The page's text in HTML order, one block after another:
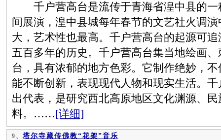
千户营高台是流传于青海省湟中县的一
间展演，湟中县城每年春节的文艺社火调
大，艺术性也最高。千户营高台的起源可
五百多年的历史。千户营高台集当地绘画
台，具有浓郁的地方色彩。它制作绝妙，
能不断创新，表现现代人物和现实生活。
出代表，是研究西北高原地区文化渊源、
料。……[详细]
9、 塔尔寺藏传佛教“花架”音乐